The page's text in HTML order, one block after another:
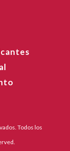
Todos los